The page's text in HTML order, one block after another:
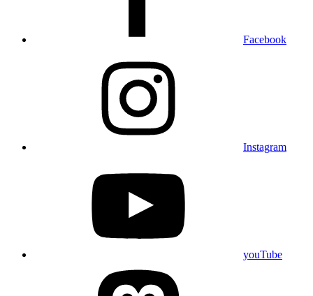
Facebook
Instagram
youTube